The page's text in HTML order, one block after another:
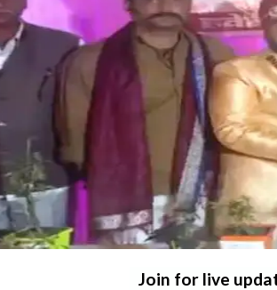
Join for live